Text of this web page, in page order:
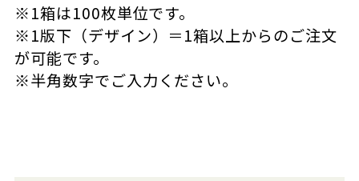
※1箱は100枚単位です。
※1版下（デザイン）＝1箱以上からのご注文
が可能です。
※半角数字でご入力ください。